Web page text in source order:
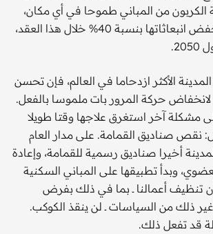
الكربون من المباني طموحا في أي مكان،
حيث يُـلزِم أغلبها بخفض انبعاثاتها بنسبة 40% خلال هذا العقد،
الأكثر ازدحاما في العالم، فإن تحسن
لانخفاض حركة المرور بات ملموسا بالفعل.
مشكلة آخر استغرق علاجها وقتا طويلا
نقص صناديق القمامة. على مدار العام
أخيرا صناديق رسمية للقمامة، وإعادة
وبدأ تطبيقها على المباني السكنية
تنظيف أعمالنا ــ بما في ذلك بفرض
ذلك من السياسات ــ لن ينقذ الكوكب.
قد تفعل ذلك.